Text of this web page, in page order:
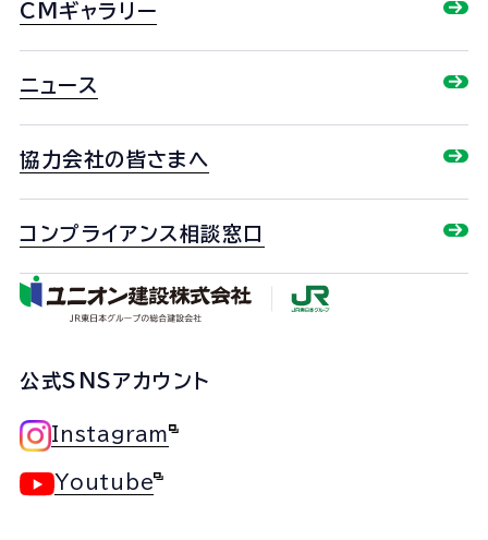
CMギャラリー
ニュース
協力会社の皆さまへ
コンプライアンス相談窓口
公式SNSアカウント
Instagram
Youtube